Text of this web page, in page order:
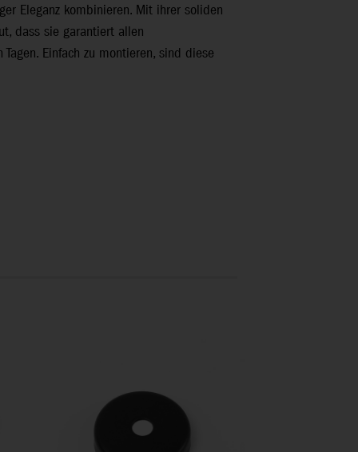
Eleganz kombinieren. Mit ihrer soliden
dass sie garantiert allen
Einfach zu montieren, sind diese